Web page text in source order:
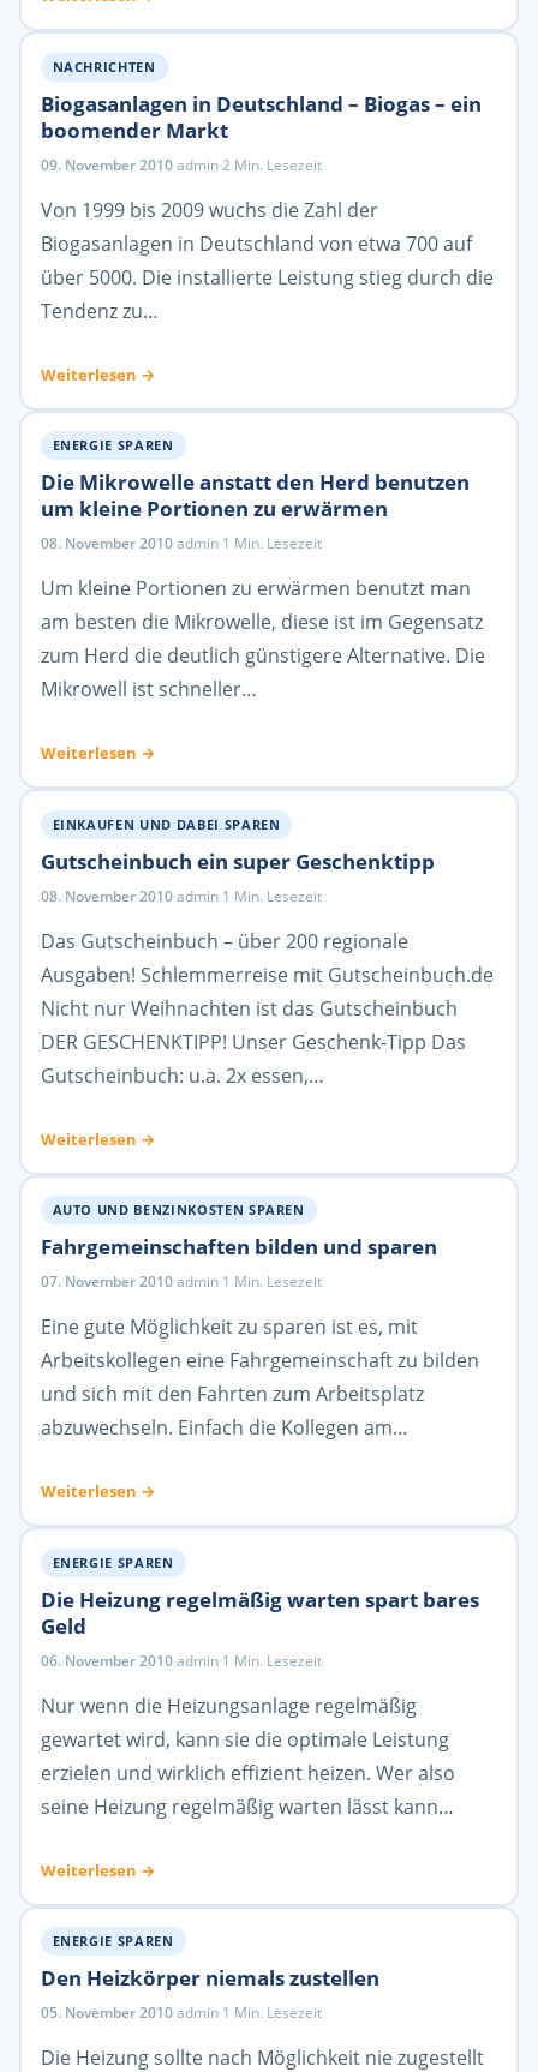
NACHRICHTEN
Biogasanlagen in Deutschland – Biogas – ein
boomender Markt
09. November 2010·admin·2 Min. Lesezeit
Von 1999 bis 2009 wuchs die Zahl der
Biogasanlagen in Deutschland von etwa 700 auf
über 5000. Die installierte Leistung stieg durch die
Tendenz zu…
Weiterlesen →
ENERGIE SPAREN
Die Mikrowelle anstatt den Herd benutzen
um kleine Portionen zu erwärmen
08. November 2010·admin·1 Min. Lesezeit
Um kleine Portionen zu erwärmen benutzt man
am besten die Mikrowelle, diese ist im Gegensatz
zum Herd die deutlich günstigere Alternative. Die
Mikrowell ist schneller…
Weiterlesen →
EINKAUFEN UND DABEI SPAREN
Gutscheinbuch ein super Geschenktipp
08. November 2010·admin·1 Min. Lesezeit
Das Gutscheinbuch – über 200 regionale
Ausgaben! Schlemmerreise mit Gutscheinbuch.de
Nicht nur Weihnachten ist das Gutscheinbuch
DER GESCHENKTIPP! Unser Geschenk-Tipp Das
Gutscheinbuch: u.a. 2x essen,…
Weiterlesen →
AUTO UND BENZINKOSTEN SPAREN
Fahrgemeinschaften bilden und sparen
07. November 2010·admin·1 Min. Lesezeit
Eine gute Möglichkeit zu sparen ist es, mit
Arbeitskollegen eine Fahrgemeinschaft zu bilden
und sich mit den Fahrten zum Arbeitsplatz
abzuwechseln. Einfach die Kollegen am…
Weiterlesen →
ENERGIE SPAREN
Die Heizung regelmäßig warten spart bares
Geld
06. November 2010·admin·1 Min. Lesezeit
Nur wenn die Heizungsanlage regelmäßig
gewartet wird, kann sie die optimale Leistung
erzielen und wirklich effizient heizen. Wer also
seine Heizung regelmäßig warten lässt kann…
Weiterlesen →
ENERGIE SPAREN
Den Heizkörper niemals zustellen
05. November 2010·admin·1 Min. Lesezeit
Die Heizung sollte nach Möglichkeit nie zugestellt